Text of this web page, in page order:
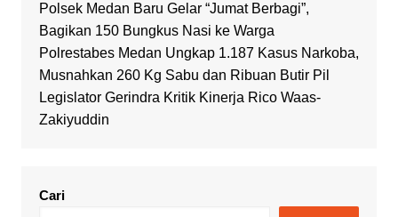
Polsek Medan Baru Gelar “Jumat Berbagi”,
Bagikan 150 Bungkus Nasi ke Warga
Polrestabes Medan Ungkap 1.187 Kasus Narkoba,
Musnahkan 260 Kg Sabu dan Ribuan Butir Pil
Legislator Gerindra Kritik Kinerja Rico Waas-
Zakiyuddin
Cari